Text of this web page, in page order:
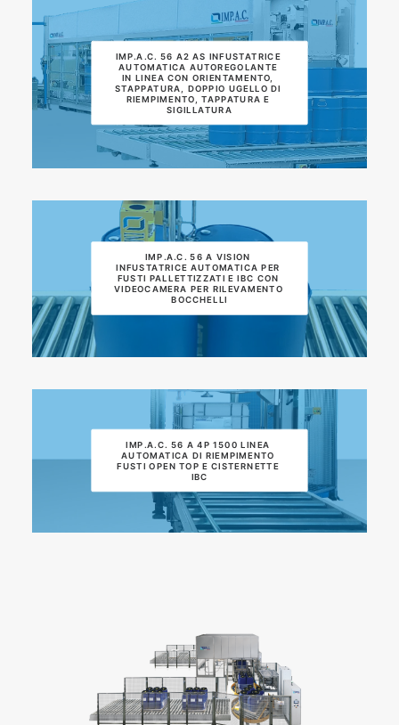
IMP.A.C. 56 A2 AS INFUSTATRICE
AUTOMATICA AUTOREGOLANTE
IN LINEA CON ORIENTAMENTO,
STAPPATURA, DOPPIO UGELLO DI
RIEMPIMENTO, TAPPATURA E
SIGILLATURA
IMP.A.C. 56 A VISION
INFUSTATRICE AUTOMATICA PER
FUSTI PALLETTIZZATI E IBC CON
VIDEOCAMERA PER RILEVAMENTO
BOCCHELLI
IMP.A.C. 56 A 4P 1500 LINEA
AUTOMATICA DI RIEMPIMENTO
FUSTI OPEN TOP E CISTERNETTE
IBC